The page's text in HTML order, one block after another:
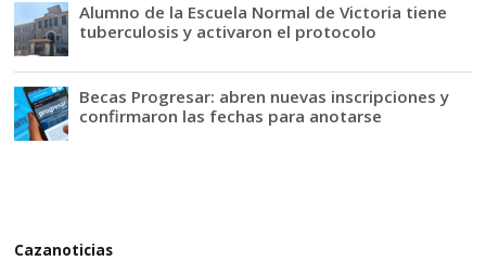
Alumno de la Escuela Normal de Victoria tiene
tuberculosis y activaron el protocolo
Becas Progresar: abren nuevas inscripciones y
confirmaron las fechas para anotarse
Cazanoticias